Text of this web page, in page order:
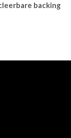
backing